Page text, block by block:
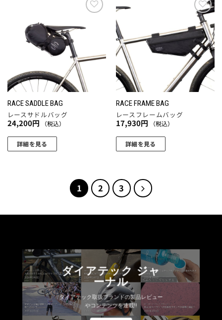
RACE SADDLE BAG
レースサドルバッグ
24,200円 （税込）
詳細を見る
お気
に入
りに
追加
RACE FRAME BAG
レースフレームバッグ
17,930円 （税込）
詳細を見る
1 2 3
ダイアテック ジャ
ーナル
ダイアテック取扱ブランドの製品レビュー
やコンテンツを連載!!